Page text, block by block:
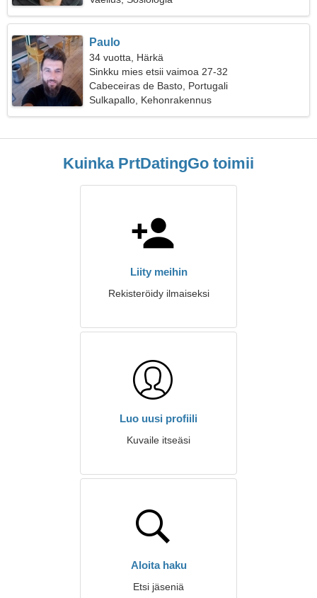
Paulo
34 vuotta, Härkä
Sinkku mies etsii vaimoa 27-32
Cabeceiras de Basto, Portugali
Sulkapallo, Kehonrakennus
Kuinka PrtDatingGo toimii
Liity meihin
Rekisteröidy ilmaiseksi
Luo uusi profiili
Kuvaile itseäsi
Aloita haku
Etsi jäseniä